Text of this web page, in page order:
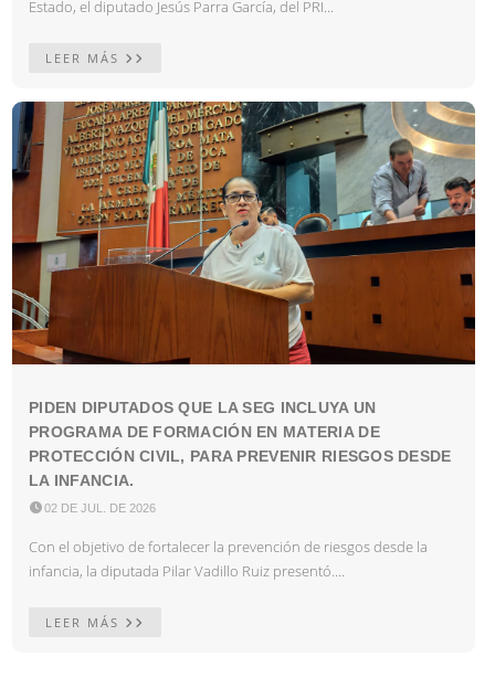
Estado, el diputado Jesús Parra García, del PRI...
LEER MÁS
PIDEN DIPUTADOS QUE LA SEG INCLUYA UN
PROGRAMA DE FORMACIÓN EN MATERIA DE
PROTECCIÓN CIVIL, PARA PREVENIR RIESGOS DESDE
LA INFANCIA.
02 DE JUL. DE 2026
Con el objetivo de fortalecer la prevención de riesgos desde la
infancia, la diputada Pilar Vadillo Ruiz presentó....
LEER MÁS